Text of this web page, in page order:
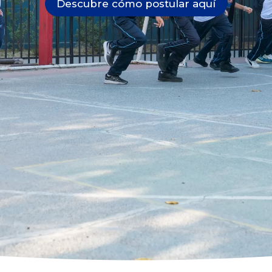
Descubre cómo postular aquí